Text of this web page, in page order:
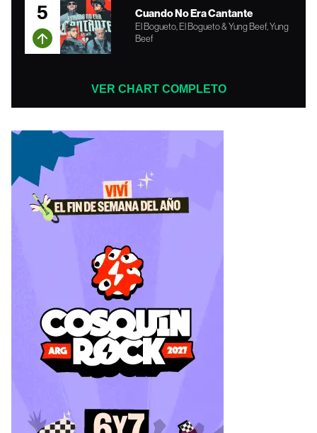
5 Cuando No Era Cantante
El Bogueto, El Bogueto & Yung Beef, Yung
Beef
VER CHART COMPLETO